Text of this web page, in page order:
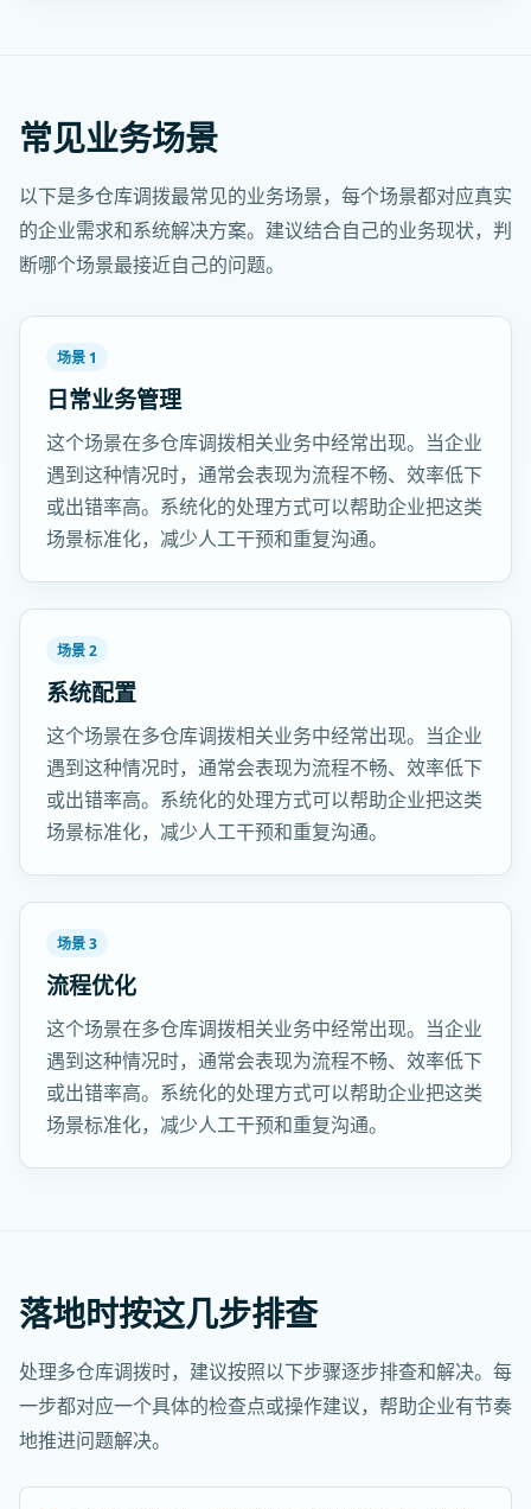
常见业务场景
以下是多仓库调拨最常见的业务场景，每个场景都对应真实
的企业需求和系统解决方案。建议结合自己的业务现状，判
断哪个场景最接近自己的问题。
场景 1
日常业务管理
这个场景在多仓库调拨相关业务中经常出现。当企业
遇到这种情况时，通常会表现为流程不畅、效率低下
或出错率高。系统化的处理方式可以帮助企业把这类
场景标准化，减少人工干预和重复沟通。
场景 2
系统配置
这个场景在多仓库调拨相关业务中经常出现。当企业
遇到这种情况时，通常会表现为流程不畅、效率低下
或出错率高。系统化的处理方式可以帮助企业把这类
场景标准化，减少人工干预和重复沟通。
场景 3
流程优化
这个场景在多仓库调拨相关业务中经常出现。当企业
遇到这种情况时，通常会表现为流程不畅、效率低下
或出错率高。系统化的处理方式可以帮助企业把这类
场景标准化，减少人工干预和重复沟通。
落地时按这几步排查
处理多仓库调拨时，建议按照以下步骤逐步排查和解决。每
一步都对应一个具体的检查点或操作建议，帮助企业有节奏
地推进问题解决。